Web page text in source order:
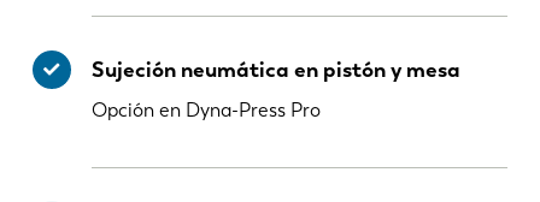
Sujeción neumática en pistón y mesa
Opción en Dyna-Press Pro